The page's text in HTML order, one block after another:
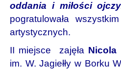
oddania i miłości
pogratulowała
artystycznych.
II miejsce zajęła Nicola
im. W. Jagiełły w Borku